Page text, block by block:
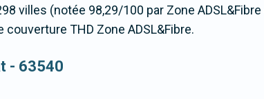
villes (notée 98,29/100 par Zone ADSL&Fibre
THD Zone ADSL&Fibre.
- 63540